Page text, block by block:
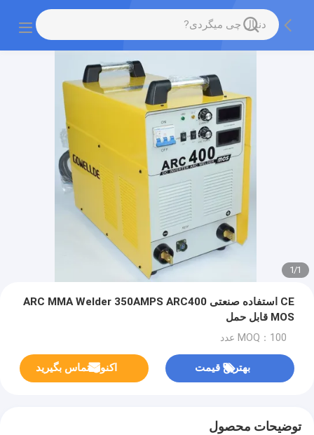
1
/
1
CE استفاده صنعتی ARC MMA Welder 350AMPS ARC400
MOS قابل حمل
MOQ：100 عدد
بهترین قیمت اکنون تماس بگیرید
توضیحات محصول